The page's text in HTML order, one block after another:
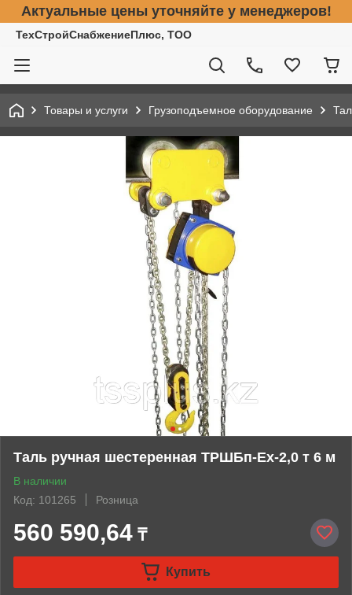
Актуальные цены уточняйте у менеджеров!
ТехСтройСнабжениеПлюс, ТОО
Товары и услуги Грузоподъемное оборудование
Таль ручная шестеренная ТРШБп-Ех-2,0 т 6 м
В наличии
Код: 101265
Розница
560 590,64 ₸
Купить